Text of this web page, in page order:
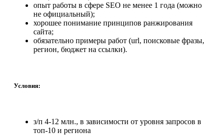
опыт работы в сфере SEO не менее 1 года (можно
не официальный);
хорошее понимание принципов ранжирования
сайта;
обязательно примеры работ (url, поисковые фразы,
регион, бюджет на ссылки).
Условия:
з/п 4-12 млн., в зависимости от уровня запросов в
топ-10 и региона